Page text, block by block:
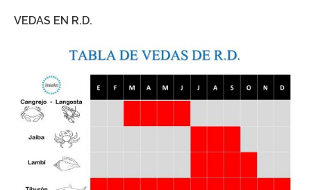
VEDAS EN R.D.